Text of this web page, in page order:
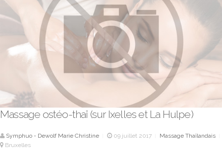
Massage ostéo-thaï (sur Ixelles et La Hulpe)
Symphuo - Dewolf Marie Christine 09 juillet 2017 Massage Thaïlandais
Bruxelles